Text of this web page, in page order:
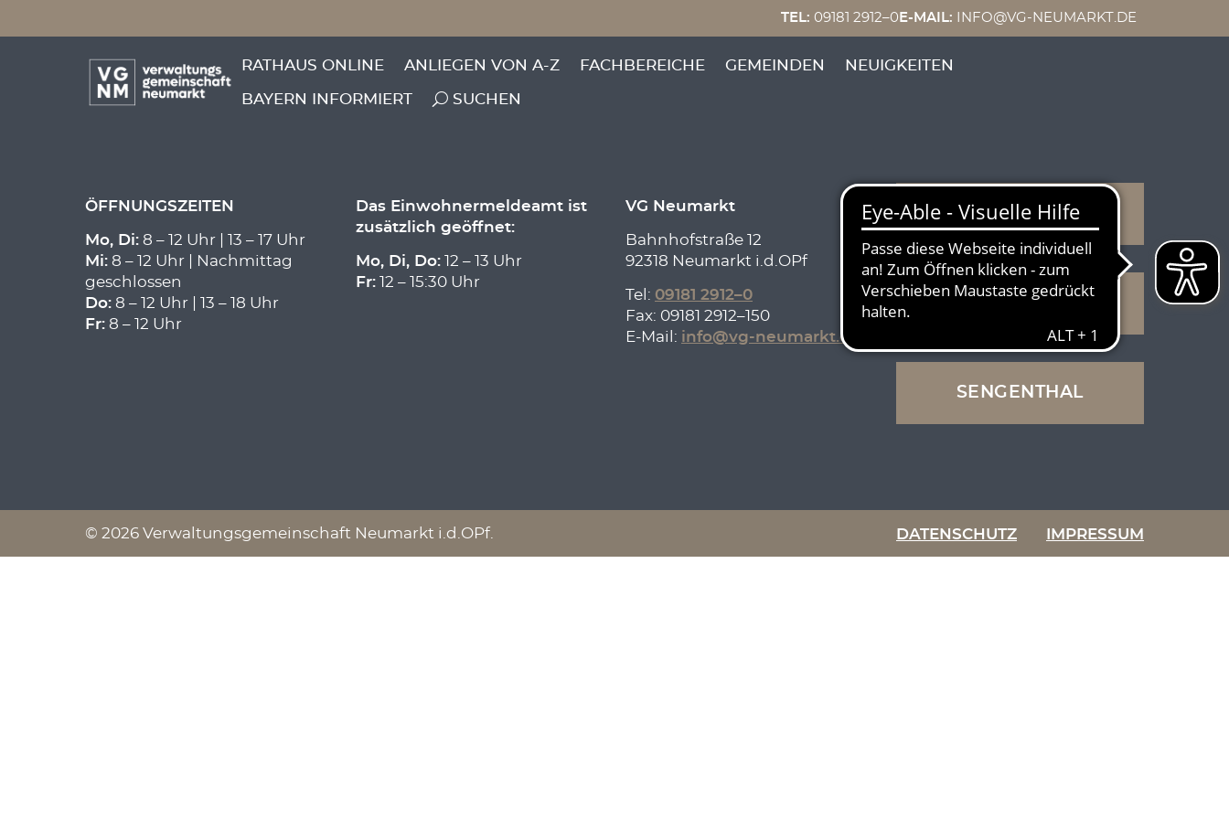
TEL: 09181 2912–0 E-MAIL: INFO@VG-NEUMARKT.DE
RATHAUS ONLINE
ANLIEGEN VON A-Z FACHBEREICHE GEMEINDEN NEUIGKEITEN
BAYERN INFORMIERT SUCHEN
ATEST
ÖFFNUNGSZEITEN
Mo, Di: 8 – 12 Uhr | 13 – 17 Uhr
Mi: 8 – 12 Uhr | Nachmittag
geschlossen
Do: 8 – 12 Uhr | 13 – 18 Uhr
Fr: 8 – 12 Uhr
Das Einwohnermeldeamt ist
zusätzlich geöffnet:
Mo, Di, Do:12 – 13 Uhr
Fr:12 – 15:30 Uhr
VG Neumarkt
Bahnhofstraße 12
92318 Neumarkt i.d.OPf
Tel: 09181 2912–0
Fax: 09181 2912–150
E-Mail: info@vg-neumarkt.de
BERNGAU
PILSACH
SENGENTHAL
© 2026 Verwaltungsgemeinschaft Neumarkt i.d.OPf. DATENSCHUTZ IMPRESSUM